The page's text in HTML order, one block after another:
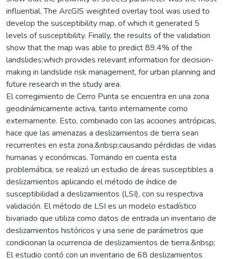
influential. The ArcGIS weighted overlay tool was used to
develop the susceptibility map, of which it generated 5
levels of susceptibility. Finally, the results of the validation
show that the map was able to predict 89.4% of the
landslides;which provides relevant information for decision-
making in landslide risk management, for urban planning and
future research in the study area.
El corregimiento de Cerro Punta se encuentra en una zona
geodinámicamente activa, tanto internamente como
externamente. Esto, combinado con las acciones antrópicas,
hace que las amenazas a deslizamientos de tierra sean
recurrentes en esta zona,&nbsp;causando pérdidas de vidas
humanas y económicas. Tomando en cuenta esta
problemática, se realizó un estudio de áreas susceptibles a
deslizamientos aplicando el método de índice de
susceptibilidad a deslizamientos (LSI), con su respectiva
validación. El método de LSI es un modelo estadístico
bivariado que utiliza como datos de entrada un inventario de
deslizamientos históricos y una serie de parámetros que
condicionan la ocurrencia de deslizamientos de tierra.&nbsp;
El estudio contó con un inventario de 68 deslizamientos